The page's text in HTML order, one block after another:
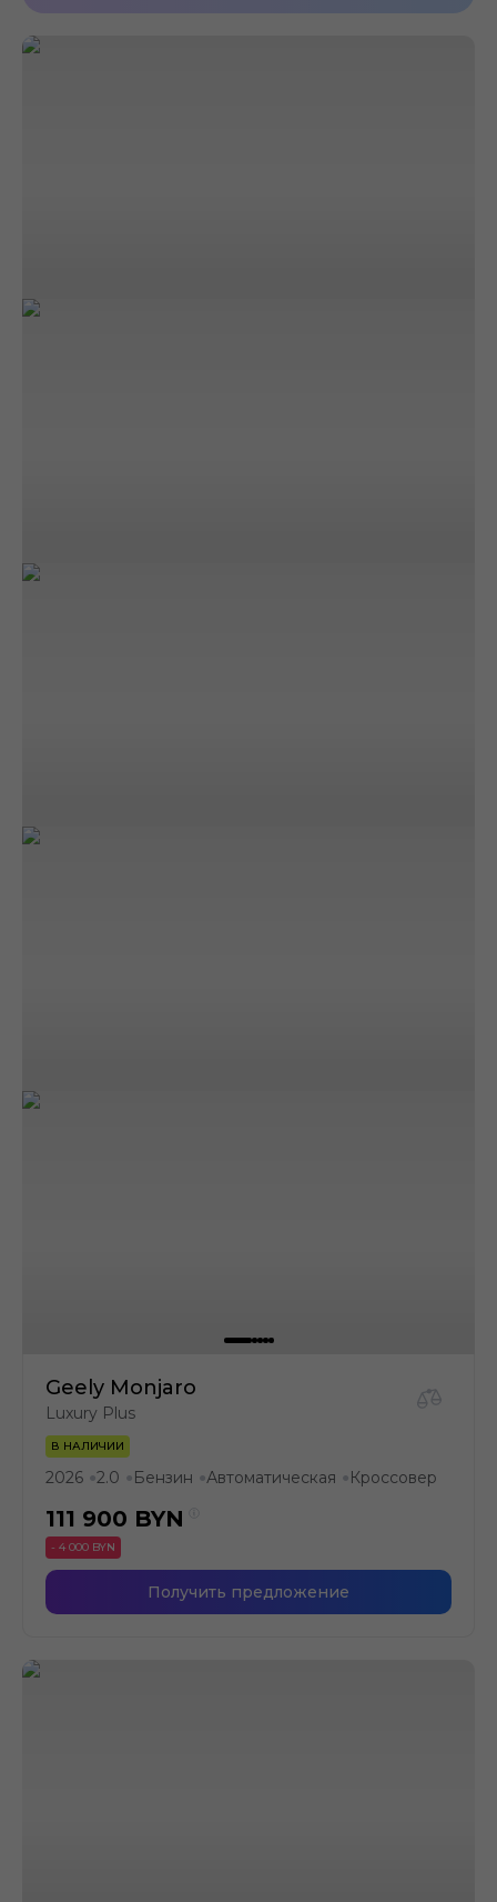
Geely Monjaro
Luxury Plus
В НАЛИЧИИ
2026 ●2.0 ● Бензин ●Автоматическая ● Кроссовер
111 900 BYN
- 4 000 BYN
Получить предложение